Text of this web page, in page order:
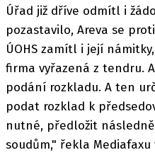
Úřad již dříve odmítl i
pozastavilo, Areva se
ÚOHS zamítl i její
firma vyřazená z tendru.
podání rozkladu. A ten
podat rozklad k
nutné, předložit
soudům," řekla